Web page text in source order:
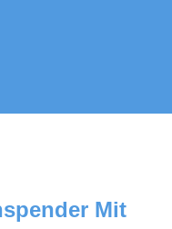
Etiketten/Min.
Mit